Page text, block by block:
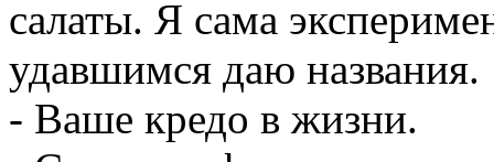
салаты. Я сама
удавшимся даю названия.
- Ваше кредо в жизни.